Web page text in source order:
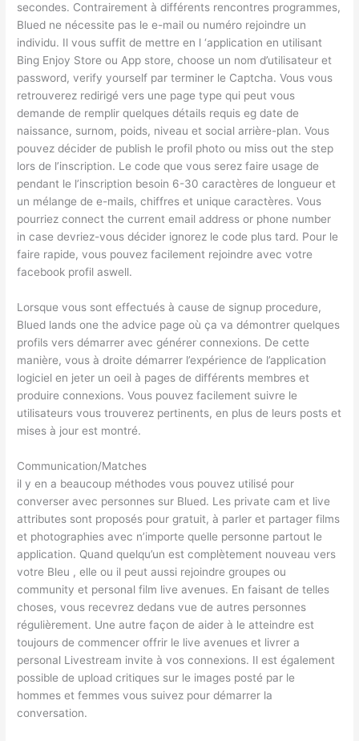
secondes. Contrairement à différents rencontres programmes,
Blued ne nécessite pas le e-mail ou numéro rejoindre un
individu. Il vous suffit de mettre en l ‘application en utilisant
Bing Enjoy Store ou App store, choose un nom d’utilisateur et
password, verify yourself par terminer le Captcha. Vous vous
retrouverez redirigé vers une page type qui peut vous
demande de remplir quelques détails requis eg date de
naissance, surnom, poids, niveau et social arrière-plan. Vous
pouvez décider de publish le profil photo ou miss out the step
lors de l’inscription. Le code que vous serez faire usage de
pendant le l’inscription besoin 6-30 caractères de longueur et
un mélange de e-mails, chiffres et unique caractères. Vous
pourriez connect the current email address or phone number
in case devriez-vous décider ignorez le code plus tard. Pour le
faire rapide, vous pouvez facilement rejoindre avec votre
facebook profil aswell.
Lorsque vous sont effectués à cause de signup procedure,
Blued lands one the advice page où ça va démontrer quelques
profils vers démarrer avec générer connexions. De cette
manière, vous à droite démarrer l’expérience de l’application
logiciel en jeter un oeil à pages de différents membres et
produire connexions. Vous pouvez facilement suivre le
utilisateurs vous trouverez pertinents, en plus de leurs posts et
mises à jour est montré.
Communication/Matches
il y en a beaucoup méthodes vous pouvez utilisé pour
converser avec personnes sur Blued. Les private cam et live
attributes sont proposés pour gratuit, à parler et partager films
et photographies avec n’importe quelle personne partout le
application. Quand quelqu’un est complètement nouveau vers
votre Bleu , elle ou il peut aussi rejoindre groupes ou
community et personal film live avenues. En faisant de telles
choses, vous recevrez dedans vue de autres personnes
régulièrement. Une autre façon de aider à le atteindre est
toujours de commencer offrir le live avenues et livrer a
personal Livestream invite à vos connexions. Il est également
possible de upload critiques sur le images posté par le
hommes et femmes vous suivez pour démarrer la
conversation.